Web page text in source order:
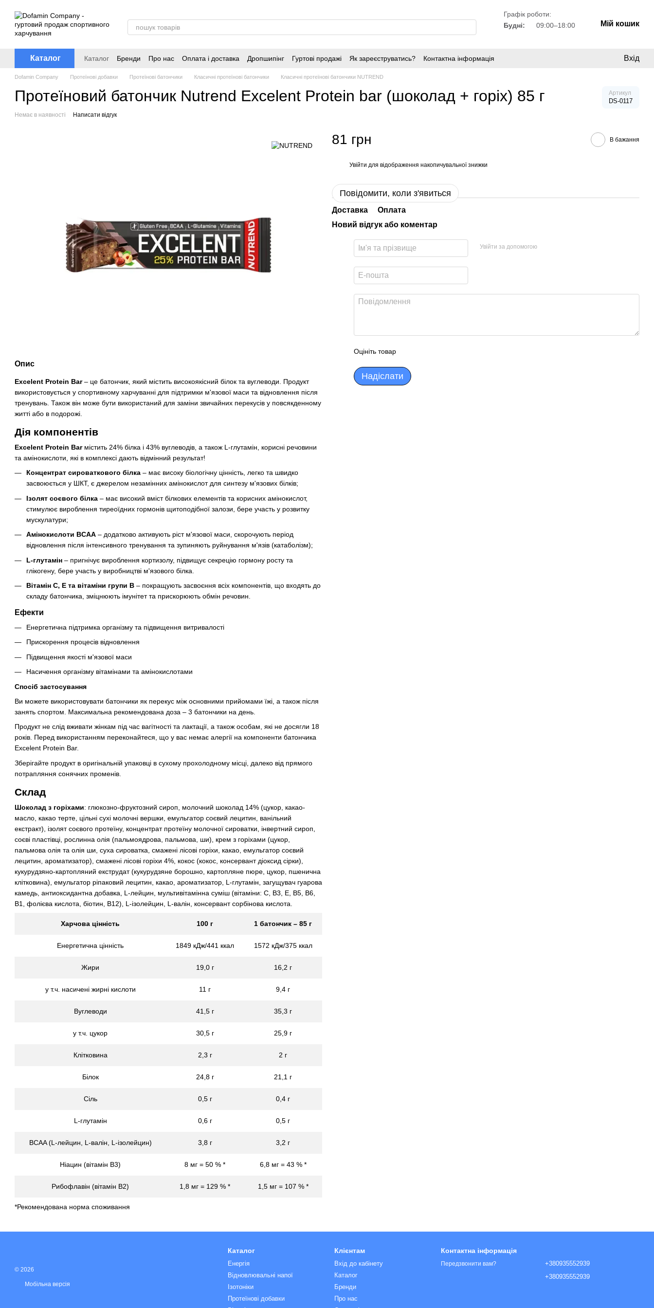
Графік роботи:
Будні:
09:00–18:00 Мій кошик
Каталог Каталог Бренди Про нас Оплата і доставка Дропшипінг Гуртові продажі Як зареєструватись? Контактна інформація Вхід
Dofamin Company Протеїнові добавки Протеїнові батончики Класичні протеїнові батончики Класичні протеїнові батончики NUTREND
Протеїновий батончик Nutrend Excelent Protein bar (шоколад + горіх) 85 г Артикул
DS-0117
Немає в наявності Написати відгук
Опис
Excelent Protein Bar– це батончик, який містить високоякісний білок та вуглеводи. Продукт
використовується у спортивному харчуванні для підтримки м'язової маси та відновлення після
тренувань. Також він може бути використаний для заміни звичайних перекусів у повсякденному
житті або в подорожі.
Дія компонентів
Excelent Protein Barмістить 24% білка і 43% вуглеводів, а також L-глутамін, корисні речовини
та амінокислоти, які в комплексі дають відмінний результат!
Концентрат сироваткового білка – має високу біологічну цінність, легко та швидко
засвоюється у ШКТ, є джерелом незамінних амінокислот для синтезу м'язових білків;
Ізолят соєвого білка – має високий вміст білкових елементів та корисних амінокислот,
стимулює вироблення тиреоїдних гормонів щитоподібної залози, бере участь у розвитку
мускулатури;
Амінокислоти BCAA – додатково активують ріст м'язової маси, скорочують період
відновлення після інтенсивного тренування та зупиняють руйнування м'язів (катаболізм);
L-глутамін – пригнічує вироблення кортизолу, підвищує секрецію гормону росту та
глікогену, бере участь у виробництві м'язового білка.
Вітамін C, E та вітаміни групи B – покращують засвоєння всіх компонентів, що входять до
складу батончика, зміцнюють імунітет та прискорюють обмін речовин.
Ефекти
Енергетична підтримка організму та підвищення витривалості
Прискорення процесів відновлення
Підвищення якості м'язової маси
Насичення організму вітамінами та амінокислотами
Спосіб застосування
Ви можете використовувати батончики як перекус між основними прийомами їжі, а також після
занять спортом. Максимальна рекомендована доза – 3 батончики на день.
Продукт не слід вживати жінкам під час вагітності та лактації, а також особам, які не досягли 18
років. Перед використанням переконайтеся, що у вас немає алергії на компоненти батончика
Excelent Protein Bar.
Зберігайте продукт в оригінальній упаковці в сухому прохолодному місці, далеко від прямого
потрапляння сонячних променів.
Склад
Шоколад з горіхами: глюкозно-фруктозний сироп, молочний шоколад 14% (цукор, какао-
масло, какао терте, цільні сухі молочні вершки, емульгатор соєвий лецитин, ванільний
екстракт), ізолят соєвого протеїну, концентрат протеїну молочної сироватки, інвертний сироп,
соєві пластівці, рослинна олія (пальмоядрова, пальмова, ши), крем з горіхами (цукор,
пальмова олія та олія ши, суха сироватка, смажені лісові горіхи, какао, емульгатор соєвий
лецитин, ароматизатор), смажені лісові горіхи 4%, кокос (кокос, консервант діоксид сірки),
кукурудзяно-картопляний екструдат (кукурудзяне борошно, картопляне пюре, цукор, пшенична
клітковина), емульгатор ріпаковий лецитин, какао, ароматизатор, L-глутамін, загущувач гуарова
камедь, антиоксидантна добавка, L-лейцин, мультивітамінна суміш (вітаміни: C, B3, E, B5, B6,
B1, фолієва кислота, біотин, B12), L-ізолейцин, L-валін, консервант сорбінова кислота.
Харчова цінність 100 г 1 батончик – 85 г
Енергетична цінність 1849 кДж/441 ккал 1572 кДж/375 ккал
Жири 19,0 г 16,2 г
у т.ч. насичені жирні кислоти 11 г 9,4 г
Вуглеводи 41,5 г 35,3 г
у т.ч. цукор 30,5 г 25,9 г
Клітковина 2,3 г 2 г
Білок 24,8 г 21,1 г
Сіль 0,5 г 0,4 г
L-глутамін 0,6 г 0,5 г
BCAA (L-лейцин, L-валін, L-ізолейцин) 3,8 г 3,2 г
Ніацин (вітамін В3) 8 мг = 50 % * 6,8 мг = 43 % *
Рибофлавін (вітамін В2) 1,8 мг = 129 % * 1,5 мг = 107 % *
*Рекомендована норма споживання
81 грн В бажання
Увійти для відображення накопичувальної знижки
Повідомити, коли з'явиться
Доставка
Оплата
Новий відгук або коментар
Увійти за допомогою
Оцініть товар
Надіслати
© 2026
Мобільна версія
Каталог
Енергія
Відновлювальні напої
Ізотоніки
Протеїнові добавки
Клієнтам
Вхід до кабінету
Каталог
Бренди
Про нас
Контактна інформація
Передзвонити вам?
+380935552939
+380935552939